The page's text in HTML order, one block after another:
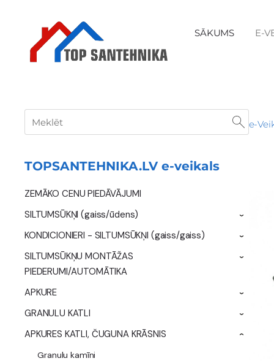
SĀKUMS E-
TOPSANTEHNIKA.LV e-veikals
ZEMĀKO CENU PIEDĀVĀJUMI
SILTUMSŪKŅI (gaiss/ūdens)
›
KONDICIONIERI - SILTUMSŪKŅI (gaiss/gaiss) ›
SILTUMSŪKŅU MONTĀŽAS
PIEDERUMI/AUTOMĀTIKA
›
APKURE ›
GRANULU KATLI ›
APKURES KATLI, ČUGUNA KRĀSNIS
Granulu kamīni
›
e-